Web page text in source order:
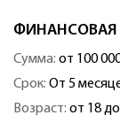
Сумма: от 100
Срок: От 5
Возраст: от 18